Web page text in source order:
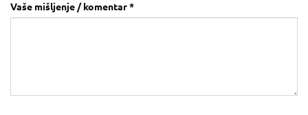
Vaše mišljenje / komentar *